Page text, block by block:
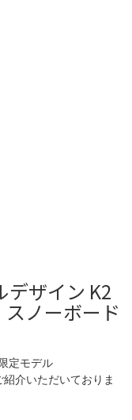
デザイン K2
ノーボード
定モデル
介いただいておりま